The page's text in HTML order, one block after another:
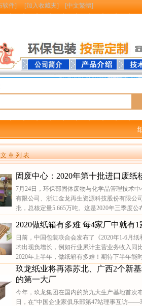
软件] [加入收藏夹] [中文繁體]
文 章 列 表
固废中心：2020年第十批进口废纸
7月24日，环保部固体废物与化学品管理技术
有限公司、浙江金龙再生资源科技股份有限公
批，总核定量5.665万吨。这是2020年三季度
2020做纸箱有多难 每4家厂中就有1
日前，中国包装联合会发布了《2020年1-6月
均出现负增长，例如行业累计主营业务收入同
2020年上半年，做纸箱有多难！期待下半年能
玖龙纸业将再添苏北、广西2个新
的第一大厂
今年，玖龙集团在国内的第九大生产基地首次
日，在“中国企业家俱乐部第47站理事互访——